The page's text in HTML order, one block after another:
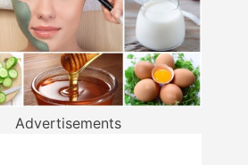
Advertisements